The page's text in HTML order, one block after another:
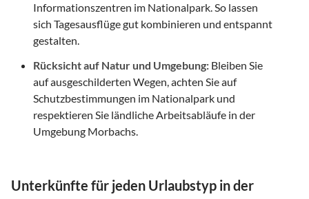
Informationszentren im Nationalpark. So lassen
sich Tagesausflüge gut kombinieren und entspannt
gestalten.
Rücksicht auf Natur und Umgebung: Bleiben Sie
auf ausgeschilderten Wegen, achten Sie auf
Schutzbestimmungen im Nationalpark und
respektieren Sie ländliche Arbeitsabläufe in der
Umgebung Morbachs.
Unterkünfte für jeden Urlaubstyp in der